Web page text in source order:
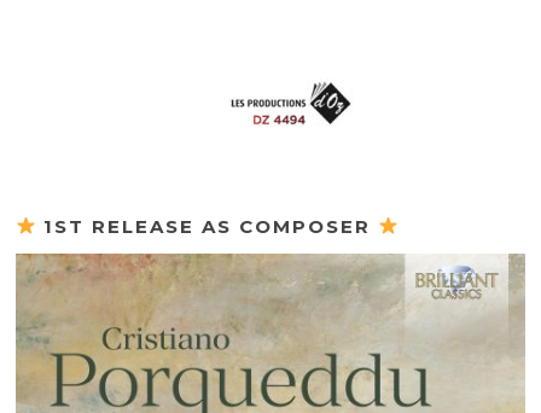
1ST RELEASE AS COMPOSER